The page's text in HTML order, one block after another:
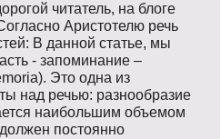
читатель, на блоге
Аристотелю речь
В данной статье, мы
- запоминание –
Это одна из
над речью: разнообразие
наибольшим объемом
постоянно